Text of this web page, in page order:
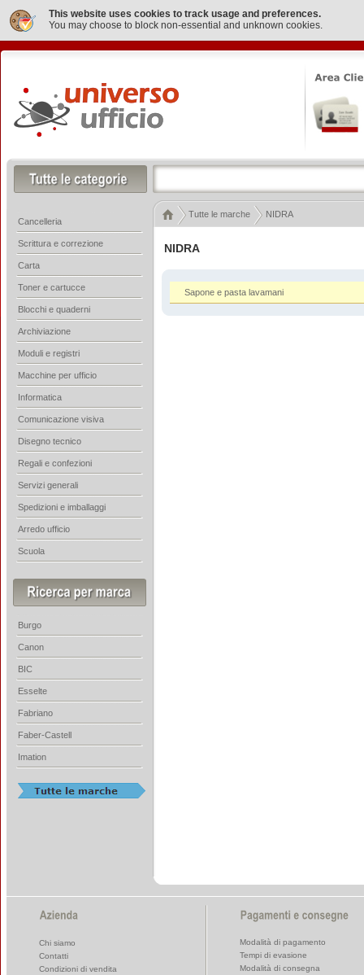
This website uses cookies to track usage and preferences.
You may choose to block non-essential and unknown cookies.
NIDRA
Sapone e pasta lavamani
Cancelleria
Scrittura e correzione
Carta
Toner e cartucce
Blocchi e quaderni
Archiviazione
Moduli e registri
Macchine per ufficio
Informatica
Comunicazione visiva
Disegno tecnico
Regali e confezioni
Servizi generali
Spedizioni e imballaggi
Arredo ufficio
Scuola
Burgo
Canon
BIC
Esselte
Fabriano
Faber-Castell
Imation
Tutte le marche NIDRA
Chi siamo
Contatti
Condizioni di vendita
Modalità di pagamento
Tempi di evasione
Modalità di consegna